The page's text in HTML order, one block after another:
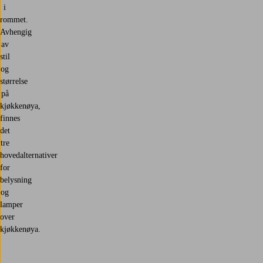
i
rommet.
Avhengig
av
stil
og
størrelse
på
kjøkkenøya,
finnes
det
tre
hovedalternativer
for
belysning
og
lamper
over
kjøkkenøya.